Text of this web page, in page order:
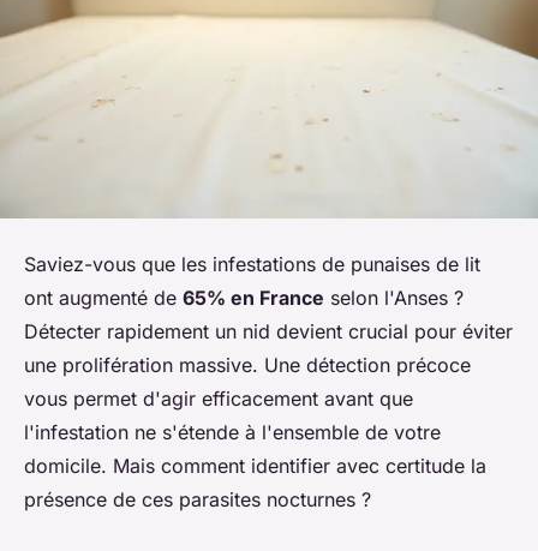
Saviez-vous que les infestations de punaises de lit
ont augmenté de 65% en France selon l'Anses ?
Détecter rapidement un nid devient crucial pour éviter
une prolifération massive. Une détection précoce
vous permet d'agir efficacement avant que
l'infestation ne s'étende à l'ensemble de votre
domicile. Mais comment identifier avec certitude la
présence de ces parasites nocturnes ?